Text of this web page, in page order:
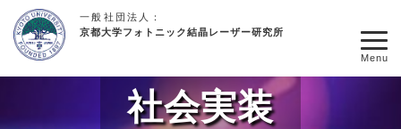
一般社団法人：
京都大学フォトニック結晶レーザー研究所
Menu
社会実装